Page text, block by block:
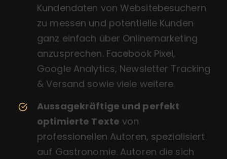
Kundendaten von Websitebesuchern
zu messen und potentielle Kunden
ganz einfach über Onlinemarketing
anzusprechen. Facebook Pixel,
Google Analytics, Newsletter Tracking
& Versand sowie viele weitere.
Aussagekräftige und perfekt
optimierte Texte von
professionellen Autoren, spezialisiert
auf Gastronomie. Autoren die sich